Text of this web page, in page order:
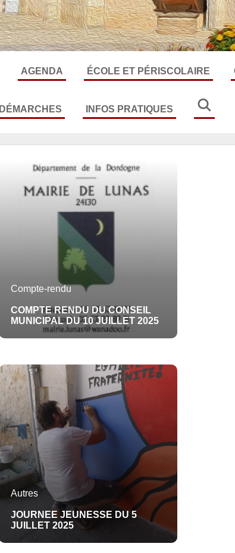
AGENDA
ÉCOLE ET PÉRISCOLAIRE
Garderie
DÉMARCHES
Etat civil
resencement militaire
Urbanisme
INFOS PRATIQUES
Mairie
Numéros d'urgences
Déchets
météo
Règles de vie
Location de salle
Compte-rendu
COMPTE RENDU DU CONSEIL
MUNICIPAL DU 10 JUILLET 2025
Autres
JOURNEE JEUNESSE DU 5
JUILLET 2025